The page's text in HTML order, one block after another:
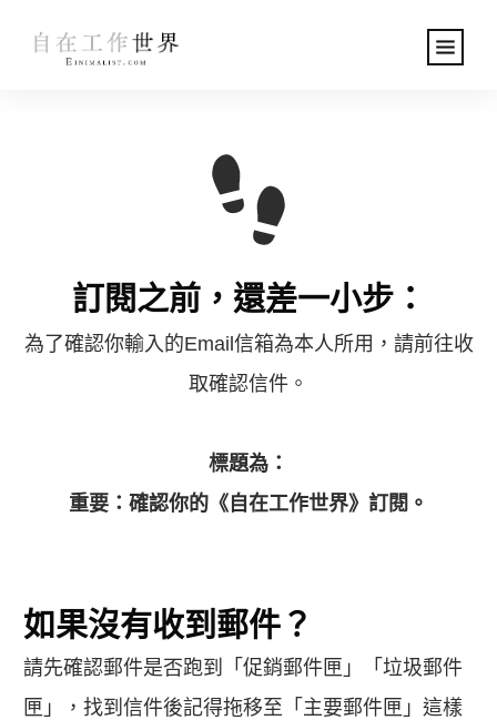
訂閱之前，還差一小步：
為了確認你輸入的Email信箱為本人所用，請前往收
取確認信件。
標題為：
重要：確認你的《自在工作世界》訂閱。
如果沒有收到郵件？
請先確認郵件是否跑到「促銷郵件匣」「垃圾郵件
匣」，找到信件後記得拖移至「主要郵件匣」這樣